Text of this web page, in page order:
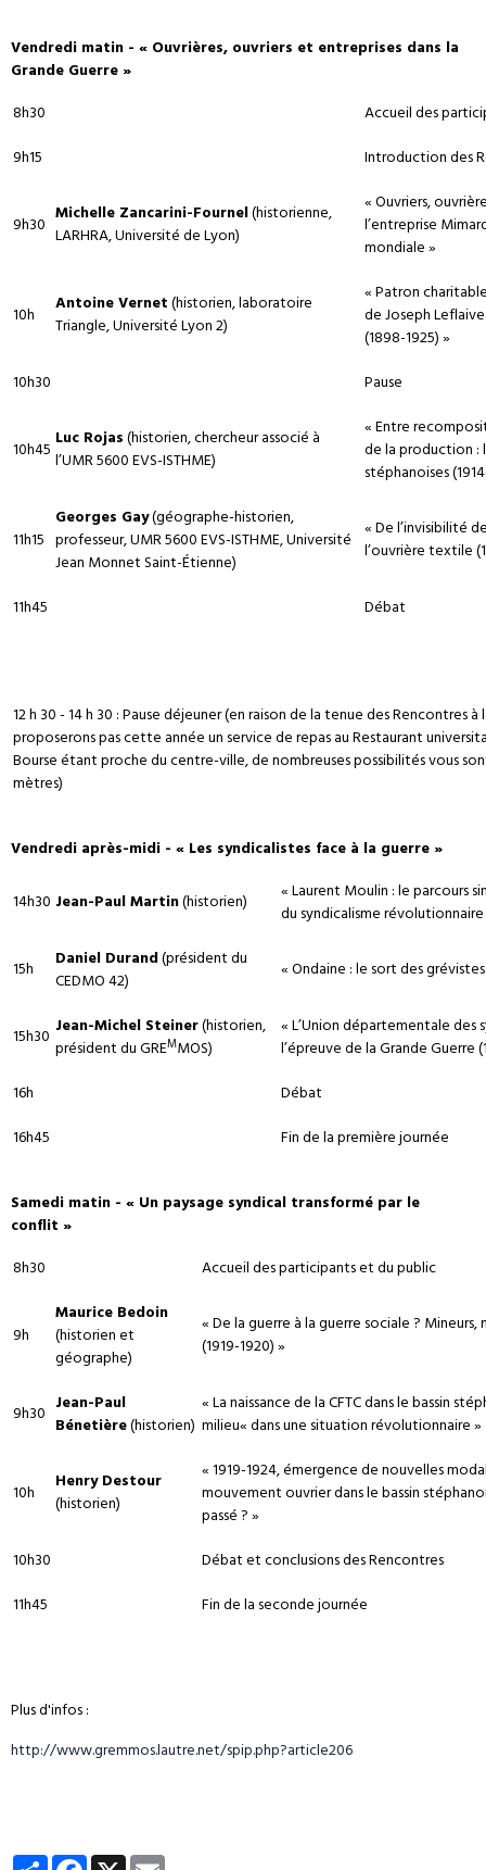
Vendredi matin - « Ouvrières, ouvriers et entreprises dans la
Grande Guerre »
8h30
Accueil des
9h15
Introduction des
9h30 Michelle Zancarini-Fournel(historienne,
LARHRA, Université de Lyon)
« Ouvriers,
l’entreprise
mondiale »
10h Antoine Vernet(historien, laboratoire
Triangle, Université Lyon 2)
« Patron
de Joseph
(1898-1925) »
10h30
Pause
10h45 Luc Rojas(historien, chercheur associé à
l’UMR 5600 EVS-ISTHME)
« Entre
de la production :
stéphanoises
11h15
Georges Gay(géographe-historien,
professeur, UMR 5600 EVS-ISTHME, Université
Jean Monnet Saint-Étienne)
« De l’invisibilité
l’ouvrière textile
11h45
Débat
12 h 30 - 14 h 30 : Pause déjeuner (en raison de la tenue des Rencontres
proposerons pas cette année un service de repas au Restaurant
Bourse étant proche du centre-ville, de nombreuses possibilités vous
mètres)
Vendredi après-midi - « Les syndicalistes face à la guerre »
14h30 Jean-Paul Martin(historien) « Laurent Moulin : le parcours
du syndicalisme révolutionnaire
15h
Daniel Durand(président du
CEDMO 42) « Ondaine : le sort des
15h30 Jean-Michel Steiner(historien,
président du GREMMOS)
« L’Union départementale des
l’épreuve de la Grande Guerre
16h
Débat
16h45
Fin de la première journée
Samedi matin - « Un paysage syndical transformé par le
conflit »
8h30
Accueil des participants et du public
9h
Maurice Bedoin
(historien et
géographe)
« De la guerre à la guerre sociale ?
(1919-1920) »
9h30 Jean-Paul
Bénetière(historien)
« La naissance de la CFTC dans le bassin
milieu« dans une situation révolutionnaire »
10h Henry Destour
(historien)
« 1919-1924, émergence de nouvelles
mouvement ouvrier dans le bassin
passé ? »
10h30
Débat et conclusions des Rencontres
11h45
Fin de la seconde journée
Plus d'infos :
http://www.gremmos.lautre.net/spip.php?article206
PartagerFacebook
X